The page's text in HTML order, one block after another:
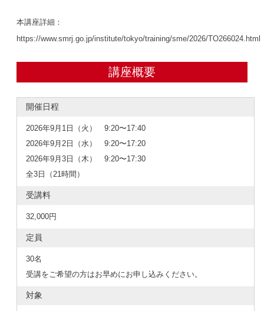
本講座詳細：
https://www.smrj.go.jp/institute/tokyo/training/sme/2026/TO266024.html
講座概要
開催日程
2026年9月1日（火） 9:20〜17:40
2026年9月2日（水） 9:20〜17:20
2026年9月3日（木） 9:20〜17:30
全3日（21時間）
受講料
32,000円
定員
30名
受講をご希望の方はお早めにお申し込みください。
対象